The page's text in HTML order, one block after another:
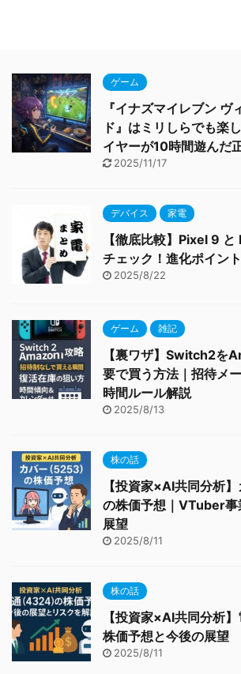
ゲーム
『イナズマイレブン ヴ
ド』はミリしらでも楽
イヤーが10時間遊んだ
2025/11/17
デバイス 家電
【徹底比較】Pixel 9
チェック！進化ポイン
2025/8/22
ゲーム 雑記
【裏ワザ】Switch2を
要で買う方法｜招待メ
時間ルール解説
2025/8/13
株の話
【投資家×AI共同分析
の株価予想｜VTuber事
展望
2025/8/11
株の話
【投資家×AI共同分析
株価予想と今後の展望
2025/8/11